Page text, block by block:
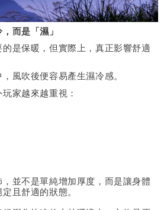
而是「濕」
是保暖，但實際上，真正影響舒適
風吹後便容易產生濕冷感。
家越來越重視：
並不是單純增加厚度，而是讓身體
且舒適的狀態。